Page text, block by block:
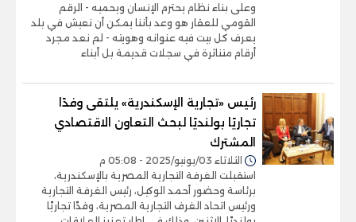
وعلى بناء نظام يحترم الإنسان ويحميه - الرقم
القومي للعقار هو وعد بأننا يمكن أن نعيش في بلد
يعرف كل بيت فيه عنوانه وهويته - لم نعد مجرد
أرقام متناثرة في سجلات قديمة بل أبناء
رئيس «تجارية الإسكندرية» يلتقى وفدًا
تجاريًا بولنديًا لبحث التعاون الاقتصادي
المشترك
الثلاثاء 03/يونيو/2025 - 05:08 م
استقبلت الغرفة التجارية المصرية بالإسكندرية،
برئاسة وحضور أحمد الوكيل، رئيس الغرفة التجارية
ورئيس اتحاد الغرف التجارية المصرية، وفدًا تجاريًا